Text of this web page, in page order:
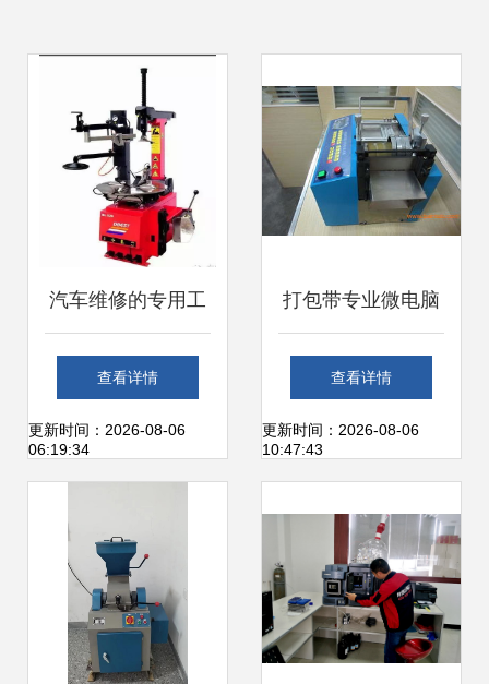
汽车维修的专用工
具，你认识几个？
——从扳手到仪器
查看详情
更新时间：2026-08-06
06:19:34
打包带专业微电脑
切带机hzx 100,打
包带专业微电脑切
厂家,打包带专业微
电脑切带机hzx
查看详情
更新时间：2026-08-06
10:47:43